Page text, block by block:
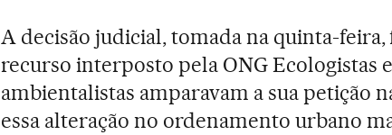
A decisão judicial, tomada na quinta-feira,
recurso interposto pela ONG Ecologistas
ambientalistas amparavam a sua petição
essa alteração no ordenamento urbano